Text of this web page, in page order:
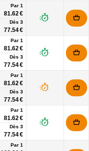
Par 1
81.62 €
Dès 3
77.54 €
Par 1
81.62 €
Dès 3
77.54 €
Par 1
81.62 €
Dès 3
77.54 €
Par 1
81.62 €
Dès 3
77.54 €
Par 1